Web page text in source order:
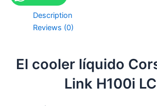
Description
Reviews (0)
El cooler líquido
Link H100i